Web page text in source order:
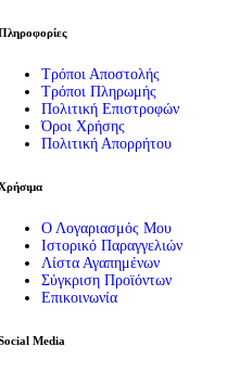
Τρόποι Αποστολής
Τρόποι Πληρωμής
Πολιτική Επιστροφών
Όροι Χρήσης
Πολιτική Απορρήτου
Ο Λογαριασμός Μου
Ιστορικό Παραγγελιών
Λίστα Αγαπημένων
Σύγκριση Προϊόντων
Επικοινωνία
Media